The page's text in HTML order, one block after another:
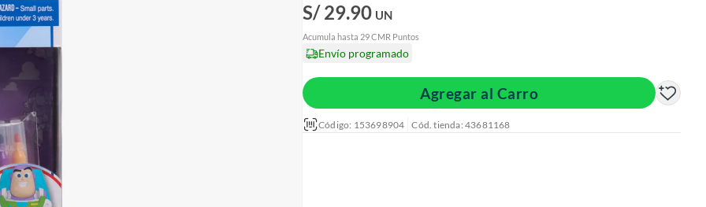
S/ 29.90 UN
Acumula hasta 29 CMR Puntos
Envío programado
Agregar al Carro
Código: 153698904 Cód. tienda: 43681168